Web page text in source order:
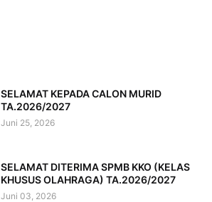
SELAMAT KEPADA CALON MURID
TA.2026/2027
Juni 25, 2026
SELAMAT DITERIMA SPMB KKO (KELAS
KHUSUS OLAHRAGA) TA.2026/2027
Juni 03, 2026